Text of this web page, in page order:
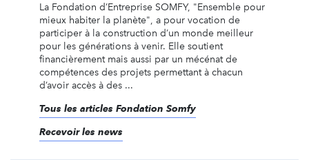
La Fondation d’Entreprise SOMFY, "Ensemble pour
mieux habiter la planète", a pour vocation de
participer à la construction d’un monde meilleur
pour les générations à venir. Elle soutient
financièrement mais aussi par un mécénat de
compétences des projets permettant à chacun
d’avoir accès à des ...
Tous les articles Fondation Somfy
Recevoir les news